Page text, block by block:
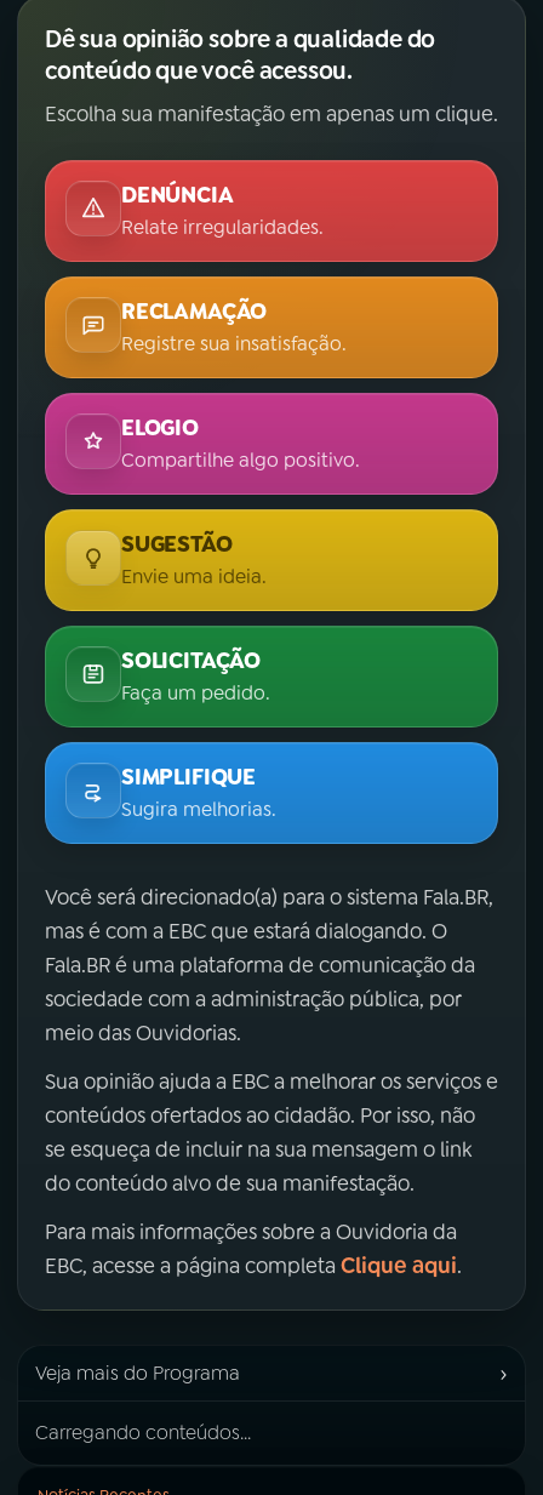
Dê sua opinião sobre a qualidade do
conteúdo que você acessou.
Escolha sua manifestação em apenas um clique.
DENÚNCIA
Relate irregularidades.
RECLAMAÇÃO
Registre sua insatisfação.
ELOGIO
Compartilhe algo positivo.
SUGESTÃO
Envie uma ideia.
SOLICITAÇÃO
Faça um pedido.
SIMPLIFIQUE
Sugira melhorias.
Você será direcionado(a) para o sistema Fala.BR,
mas é com a EBC que estará dialogando. O
Fala.BR é uma plataforma de comunicação da
sociedade com a administração pública, por
meio das Ouvidorias.
Sua opinião ajuda a EBC a melhorar os serviços e
conteúdos ofertados ao cidadão. Por isso, não
se esqueça de incluir na sua mensagem o link
do conteúdo alvo de sua manifestação.
Para mais informações sobre a Ouvidoria da
EBC, acesse a página completa Clique aqui.
Veja mais do Programa ›
Carregando conteúdos...